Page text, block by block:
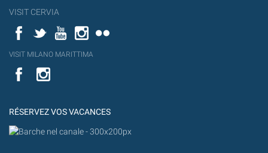
VISIT CERVIA
FacebookTwitterYouTubeInstagram
YouT
VISIT MILANO MARITTIMA
Flick
VISIT
MILANO
YouTube
RÉSERVEZ VOS VACANCES